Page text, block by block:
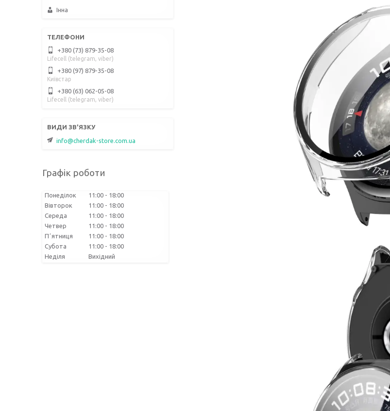
Інна
+380 (73) 879-35-08
Lifecell (telegram, viber)
+380 (97) 879-35-08
Київстар
+380 (63) 062-05-08
Lifecell (telegram, viber)
info@cherdak-store.com.ua
Графік роботи
Понеділок 11:00
18:00
Вівторок
11:00
18:00
Середа
11:00
18:00
Четвер
11:00
18:00
Пʼятниця
11:00
18:00
Субота
11:00
18:00
Неділя
Вихідний